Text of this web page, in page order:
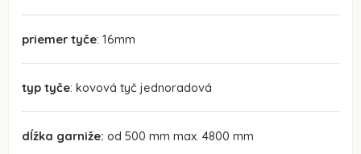
priemer tyče: 16mm
typ tyče: kovová tyč jednoradová
dĺžka garniže: od 500 mm max. 4800 mm